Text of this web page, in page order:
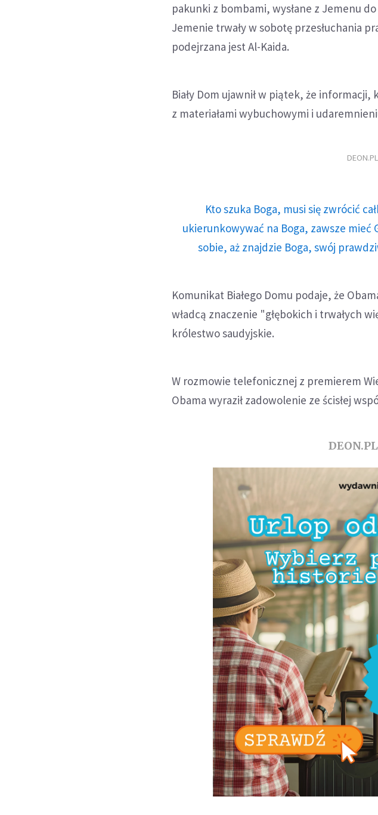
pakunki z bombami, wysłane z Jemenu
Jemenie trwały w sobotę przesłuchania
podejrzana jest Al-Kaida.
Biały Dom ujawnił w piątek, że
z materiałami wybuchowymi i
Kto szuka Boga, musi się zwrócić
ukierunkowywać na Boga, zawsze
sobie, aż znajdzie Boga, swój
Komunikat Białego Domu podaje, że
władcą znaczenie "głębokich i trwałych
królestwo saudyjskie.
W rozmowie telefonicznej z premierem
Obama wyraził zadowolenie ze ścisłej